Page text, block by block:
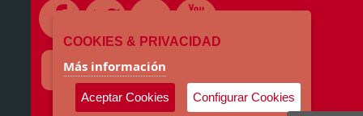
Zubikoa Kiroldegia. Bidebarrieta kalea, 2. · 20.560 ·
COOKIES & PRIVACIDAD
Más información
Aceptar Cookies Configurar Cookies